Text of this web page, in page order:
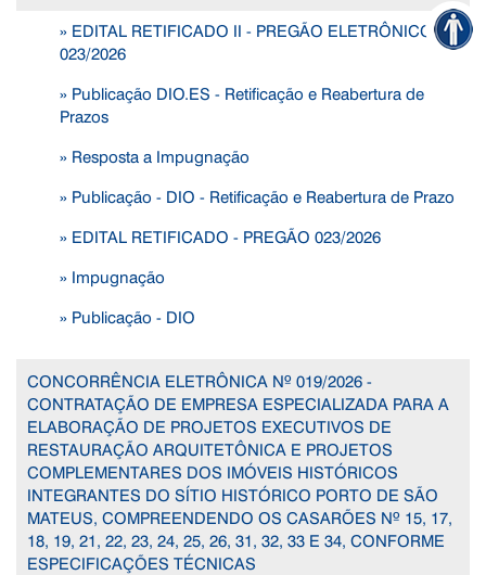
» EDITAL RETIFICADO II - PREGÃO ELETRÔNICO Nº
023/2026
» Publicação DIO.ES - Retificação e Reabertura de
Prazos
» Resposta a Impugnação
» Publicação - DIO - Retificação e Reabertura de Prazo
» EDITAL RETIFICADO - PREGÃO 023/2026
» Impugnação
» Publicação - DIO
CONCORRÊNCIA ELETRÔNICA Nº 019/2026 -
CONTRATAÇÃO DE EMPRESA ESPECIALIZADA PARA A
ELABORAÇÃO DE PROJETOS EXECUTIVOS DE
RESTAURAÇÃO ARQUITETÔNICA E PROJETOS
COMPLEMENTARES DOS IMÓVEIS HISTÓRICOS
INTEGRANTES DO SÍTIO HISTÓRICO PORTO DE SÃO
MATEUS, COMPREENDENDO OS CASARÕES Nº 15, 17,
18, 19, 21, 22, 23, 24, 25, 26, 31, 32, 33 E 34, CONFORME
ESPECIFICAÇÕES TÉCNICAS